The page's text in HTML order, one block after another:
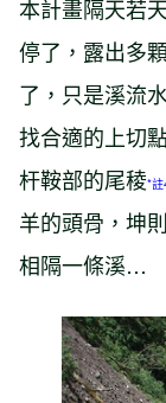
本計畫隔天若
停了，露出多
了，只是溪流
找合適的上切
杆鞍部的尾稜*
羊的頭骨，坤
相隔一條溪…